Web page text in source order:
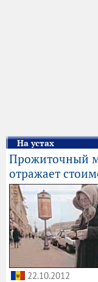
На устах
Прожиточный
отражает
22.10.2012